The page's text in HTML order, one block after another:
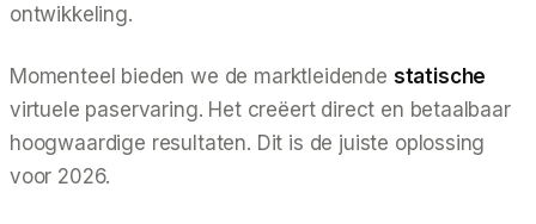
ontwikkeling.
Momenteel bieden we de marktleidende statische
virtuele paservaring. Het creëert direct en betaalbaar
hoogwaardige resultaten. Dit is de juiste oplossing
voor 2026.